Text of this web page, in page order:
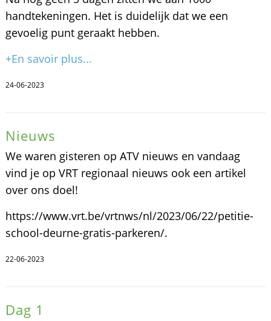
handtekeningen. Het is duidelijk dat we een
gevoelig punt geraakt hebben.
+En savoir plus...
24-06-2023
Nieuws
We waren gisteren op ATV nieuws en vandaag
vind je op VRT regionaal nieuws ook een artikel
over ons doel!
https://www.vrt.be/vrtnws/nl/2023/06/22/petitie-
school-deurne-gratis-parkeren/.
22-06-2023
Dag 1